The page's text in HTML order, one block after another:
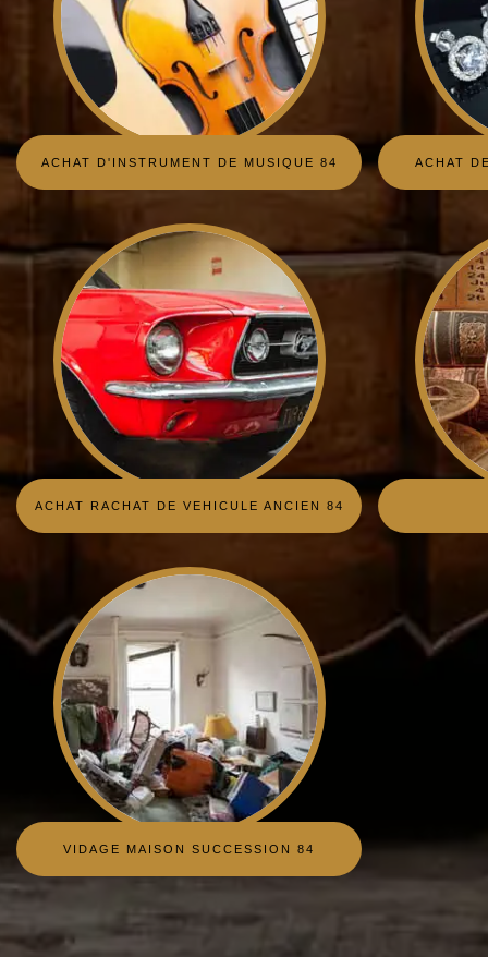
ACHAT D'INSTRUMENT DE MUSIQUE 84 ACHAT
ACHAT RACHAT DE VEHICULE ANCIEN 84
VIDAGE MAISON SUCCESSION 84